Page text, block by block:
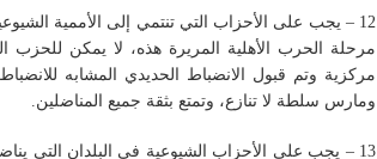
12 – يجب على الأحزاب التي تنتمي إلى الأممية
مرحلة الحرب الأهلية المريرة هذه، لا يمكن للحزب
مركزية وتم قبول الانضباط الحديدي المشابه
ومارس سلطة لا تنازع، وتمتع بثقة جميع المناضلين.
13 – يجب على الأحزاب الشيوعية في البلدان التي